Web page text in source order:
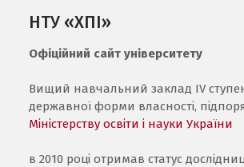
НТУ «ХПІ»
Офіційний сайт університету
Вищий навчальний заклад IV
державної форми власності,
Міністерству освіти і науки України
в 2010 році отримав статус